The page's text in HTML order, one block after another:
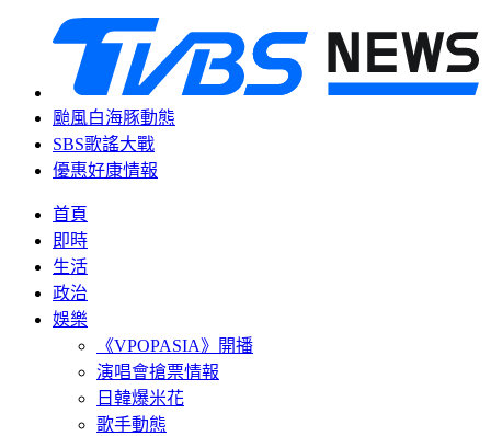
颱風白海豚動態
SBS歌謠大戰
優惠好康情報
首頁
即時
生活
政治
娛樂
《VPOPASIA》開播
演唱會搶票情報
日韓爆米花
歌手動態